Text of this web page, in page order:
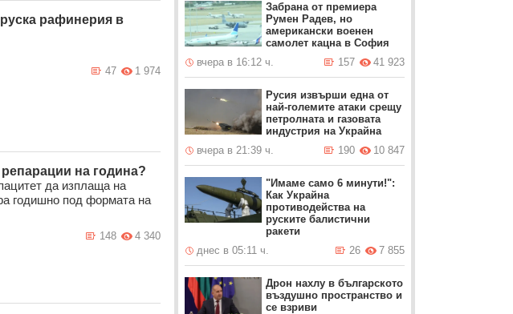
рафинерия в
1 974
47
на година?
да изплаща на
годишно под формата на
4 340
148
Забрана от премиера
Румен Радев, но
американски военен
самолет кацна в София
вчера в 16:12 ч.
41 923
157
Русия извърши една от
най-големите атаки срещу
петролната и газовата
индустрия на Украйна
вчера в 21:39 ч.
10 847
190
"Имаме само 6 минути!":
Как Украйна
противодейства на
руските балистични
ракети
днес в 05:11 ч.
7 855
26
Дрон нахлу в българското
въздушно пространство и
се взриви